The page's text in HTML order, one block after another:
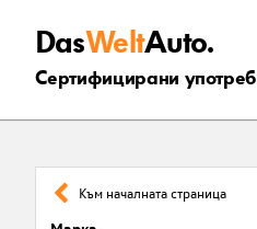
DasWeltAuto.
Сертифицирани
Към началната страница